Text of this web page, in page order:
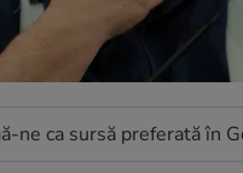
ne ca sursă preferată în